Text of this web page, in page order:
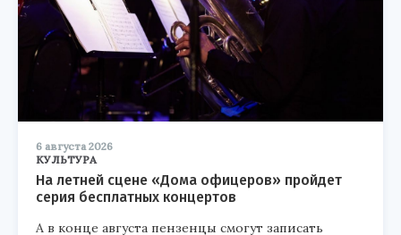
6 августа 2026
КУЛЬТУРА
На летней сцене «Дома офицеров» пройдет
серия бесплатных концертов
А в конце августа пензенцы смогут записать